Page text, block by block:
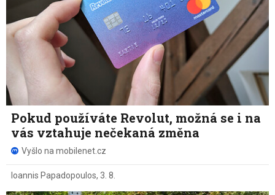
Pokud používáte Revolut, možná se i na
vás vztahuje nečekaná změna
Vyšlo na mobilenet.cz
Ioannis Papadopoulos, 3. 8.